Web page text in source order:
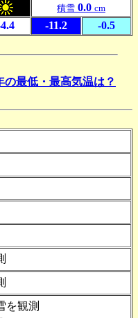
積雪 0.0 cm
-11.2 -0.5
の最低・最高気温は？
を観測